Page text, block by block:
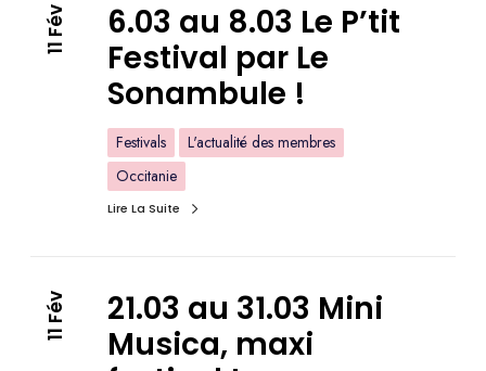
11 Fév
6.03 au 8.03 Le P’tit
Festival par Le
Sonambule !
Festivals
L'actualité des membres
Occitanie
Lire La Suite
11 Fév
21.03 au 31.03 Mini
Musica, maxi